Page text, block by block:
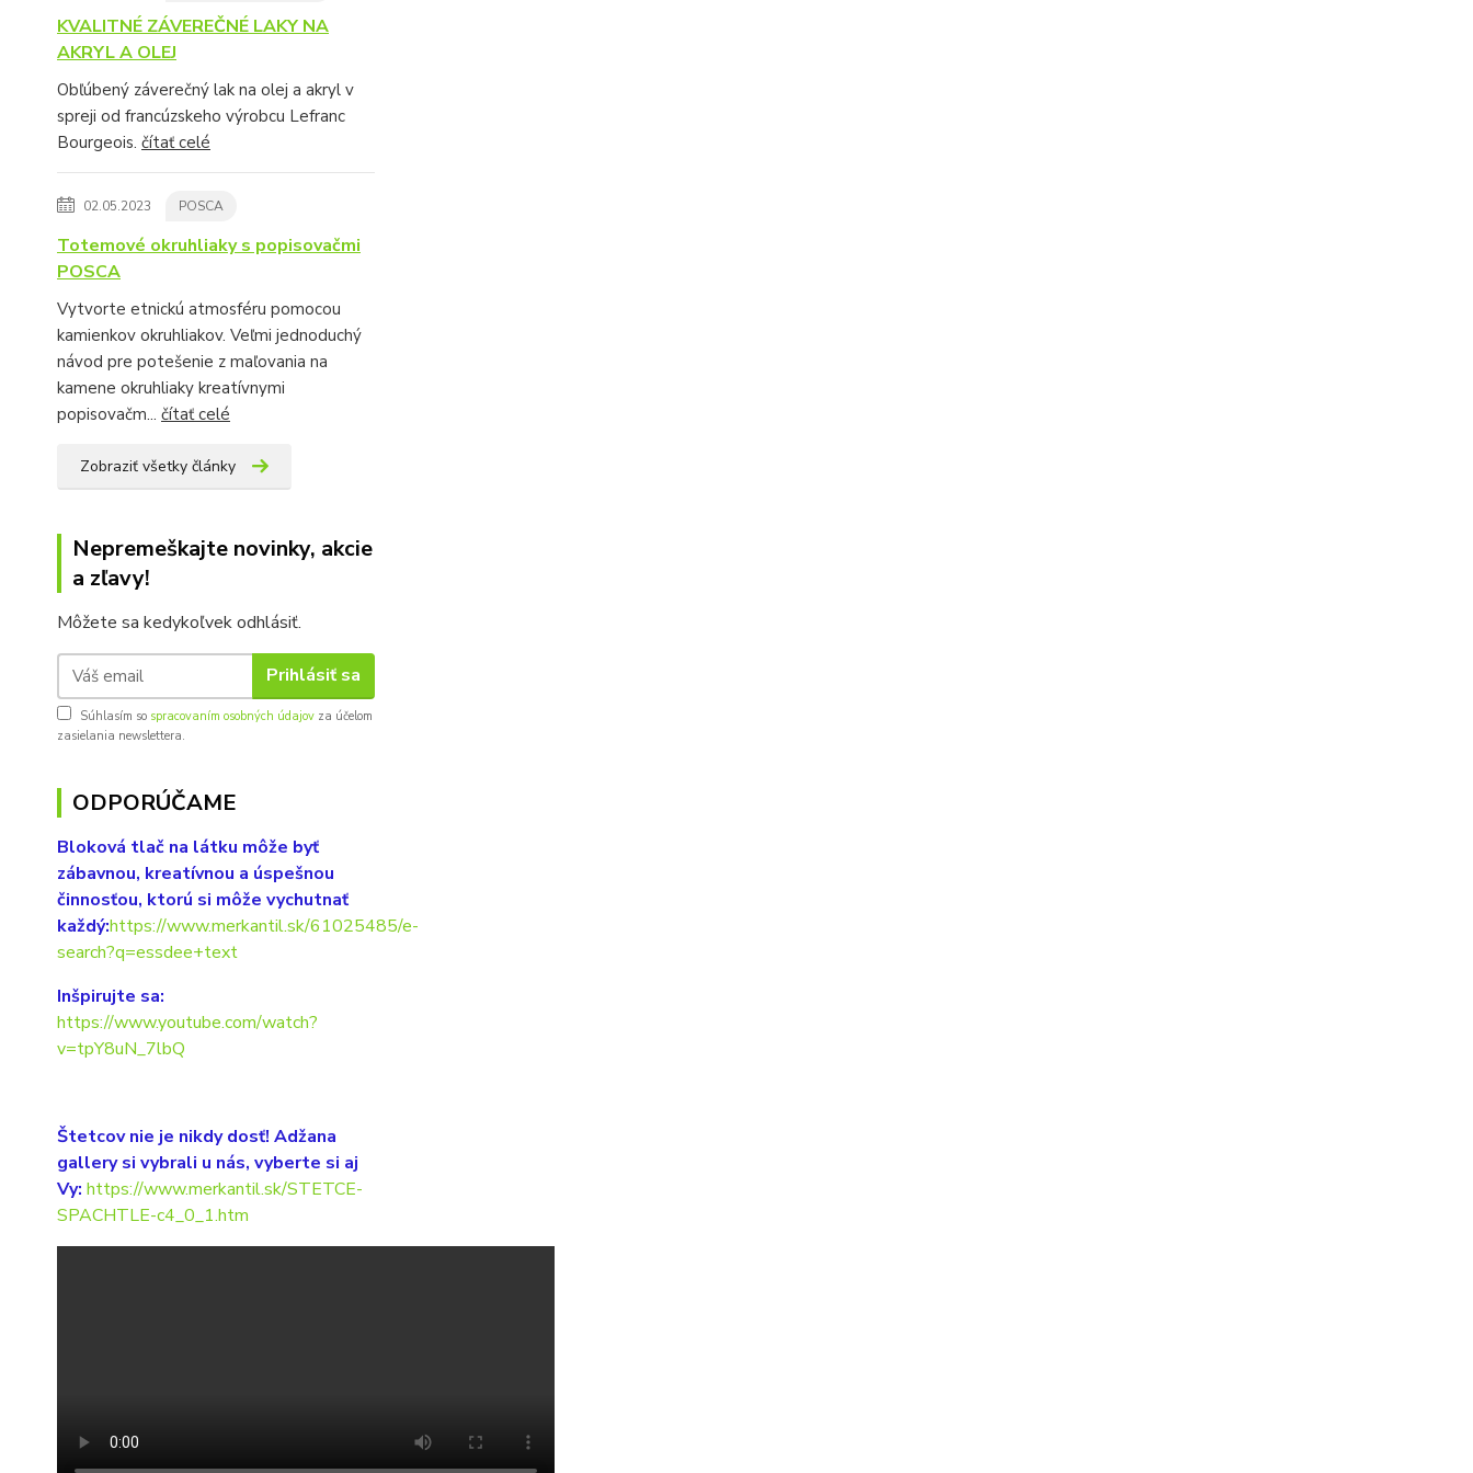
KVALITNÉ ZÁVEREČNÉ LAKY NA
AKRYL A OLEJ
Obľúbený záverečný lak na olej a akryl v
spreji od francúzskeho výrobcu Lefranc
Bourgeois. čítať celé
02.05.2023 POSCA
Totemové okruhliaky s popisovačmi
POSCA
Vytvorte etnickú atmosféru pomocou
kamienkov okruhliakov. Veľmi jednoduchý
návod pre potešenie z maľovania na
kamene okruhliaky kreatívnymi
popisovačm... čítať celé
Zobraziť všetky články
Nepremeškajte novinky, akcie
a zľavy!
Môžete sa kedykoľvek odhlásiť.
Prihlásiť sa
Súhlasím so spracovaním osobných údajov za účelom
zasielania newslettera.
ODPORÚČAME
Bloková tlač na látku môže byť
zábavnou, kreatívnou a úspešnou
činnosťou, ktorú si môže vychutnať
každý:https://www.merkantil.sk/61025485/e-
search?q=essdee+text
Inšpirujte sa:
https://www.youtube.com/watch?
v=tpY8uN_7lbQ
Štetcov nie je nikdy dosť! Adžana
gallery si vybrali u nás, vyberte si aj
Vy: https://www.merkantil.sk/STETCE-
SPACHTLE-c4_0_1.htm